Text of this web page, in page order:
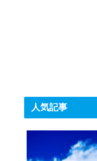
人気記事